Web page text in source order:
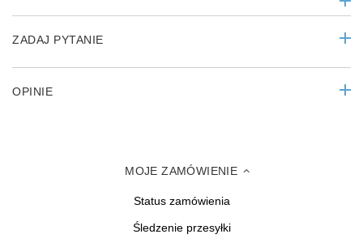
ZADAJ PYTANIE
OPINIE
MOJE ZAMÓWIENIE
Status zamówienia
Śledzenie przesyłki